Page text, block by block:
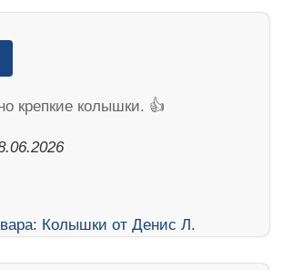
крепкие колышки. 👍